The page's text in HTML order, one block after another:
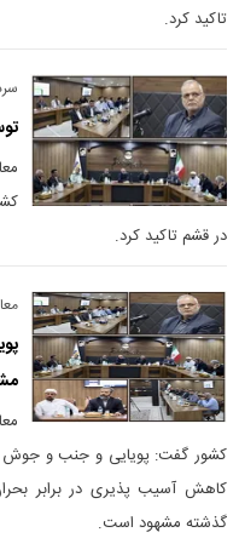
تاکید کرد.
در قشم تاکید کرد.
کشور گفت: پویایی و جنب و جوش
گذشته مشهود است.